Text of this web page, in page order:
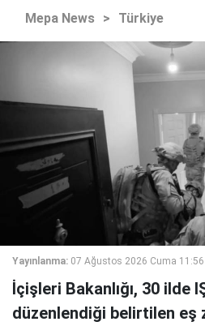
Mepa News > Türkiye
Yayınlanma: 07 Ağustos 2026 Cuma 11:56
İçişleri Bakanlığı, 30 ilde
düzenlendiği belirtilen eş